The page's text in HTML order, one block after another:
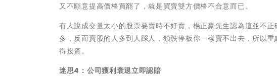
又不願意提高價格買罷了，就是買賣雙方價格不合意而已。
有人說成交量太小的股票要賣時不好賣，楊正豪先生認為這並不
多，反而賣股的人多到人踩人，鎖跌停板你一樣賣不出去，所以
得投資。
迷思4：公司獲利衰退立即認賠